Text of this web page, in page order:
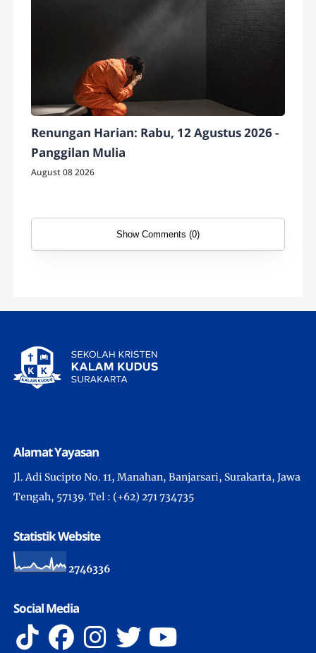
Renungan Harian: Rabu, 12 Agustus 2026 -
Panggilan Mulia
August 08 2026
Show Comments (0)
Alamat Yayasan
Jl. Adi Sucipto No. 11, Manahan, Banjarsari, Surakarta, Jawa
Tengah, 57139. Tel : (+62) 271 734735
Statistik Website
2746336
Social Media